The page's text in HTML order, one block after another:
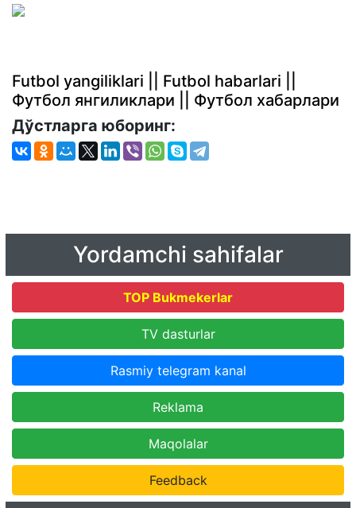
Futbol yangiliklari || Futbol habarlari ||
Футбол янгиликлари || Футбол хабарлари
Дўстларга юборинг:
Yordamchi sahifalar
TOP Bukmekerlar
TV dasturlar
Rasmiy telegram kanal
Reklama
Maqolalar
Feedback